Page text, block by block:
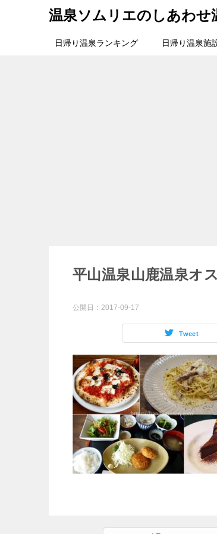
温泉ソムリエのしあわせ
日帰り温泉ランキング 日帰り温泉施
平山温泉山鹿温泉オ
公開日： 2017-09-17
Tweet